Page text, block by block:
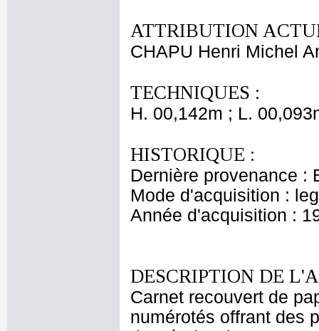
ATTRIBUTION
CHAPU Henri Michel
TECHNIQUES :
H. 00,142m ; L.
HISTORIQUE :
Dernière provenance :
Mode d'acquisition :
Année d'acquisition :
DESCRIPTION DE
Carnet recouvert de
numérotés offrant des